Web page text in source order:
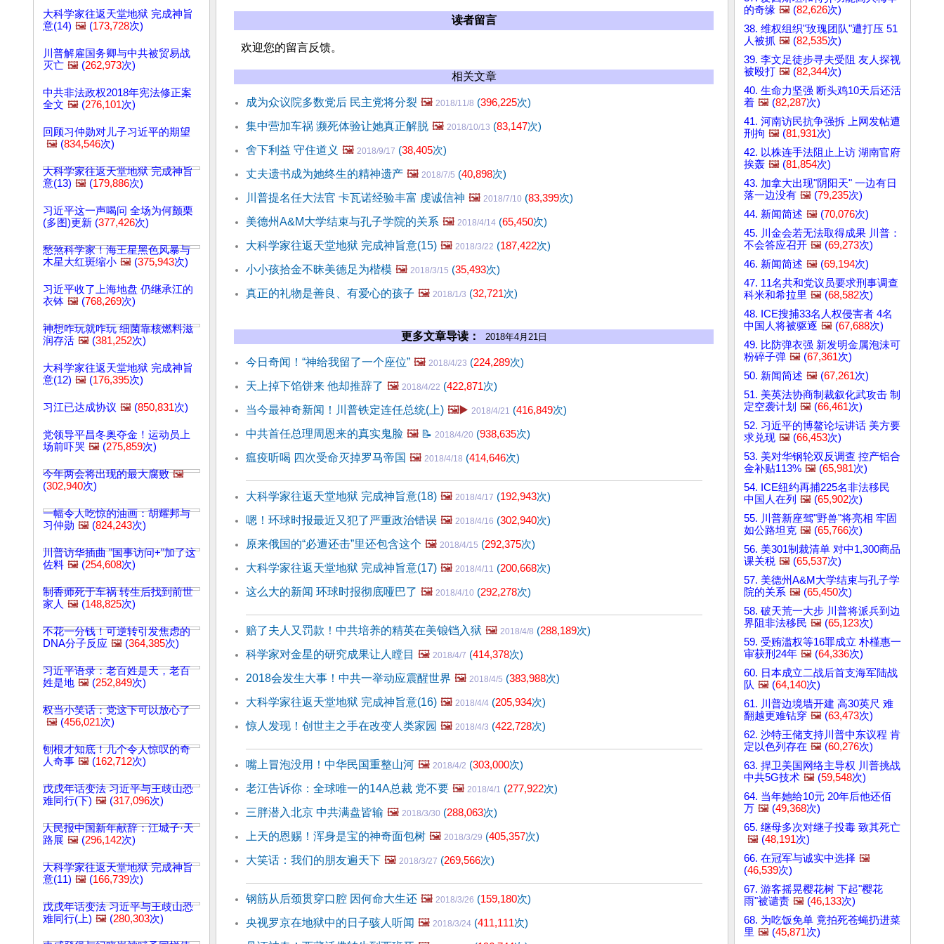
大科学家往返天堂地狱 完成神旨
意(14) 🖼️ (173,728次)
川普解雇国务卿与中共被贸易战
灭亡 🖼️ (262,973次)
中共非法政权2018年宪法修正案
全文 🖼️ (276,101次)
回顾习仲勋对儿子习近平的期望
🖼️ (834,546次)
大科学家往返天堂地狱 完成神旨
意(13) 🖼️ (179,886次)
习近平这一声喝问 全场为何颤栗
(多图)更新 (377,426次)
愁煞科学家！海王星黑色风暴与
木星大红斑缩小 🖼️ (375,943次)
习近平收了上海地盘 仍继承江的
衣钵 🖼️ (768,269次)
神想咋玩就咋玩 细菌靠核燃料滋
润存活 🖼️ (381,252次)
大科学家往返天堂地狱 完成神旨
意(12) 🖼️ (176,395次)
习江已达成协议 🖼️ (850,831次)
党领导平昌冬奥夺金！运动员上
场前吓哭 🖼️ (275,859次)
今年两会将出现的最大腐败 🖼️
(302,940次)
一幅令人吃惊的油画：胡耀邦与
习仲勋 🖼️ (824,243次)
川普访华插曲 "国事访问+"加了这
佐料 🖼️ (254,608次)
制香师死于车祸 转生后找到前世
家人 🖼️ (148,825次)
不花一分钱！可逆转引发焦虑的
DNA分子反应 🖼️ (364,385次)
习近平语录：老百姓是天，老百
姓是地 🖼️ (252,849次)
权当小笑话：党这下可以放心了
🖼️ (456,021次)
刨根才知底！几个令人惊叹的奇
人奇事 🖼️ (162,712次)
戊戌年话变法 习近平与王歧山恐
难同行(下) 🖼️ (317,096次)
人民报中国新年献辞：江城子·天
路展 🖼️ (296,142次)
大科学家往返天堂地狱 完成神旨
意(11) 🖼️ (166,739次)
戊戌年话变法 习近平与王歧山恐
难同行(上) 🖼️ (280,303次)
读者留言
欢迎您的留言反馈。
相关文章
成为众议院多数党后 民主党将分裂 🖼️ 2018/11/8 (396,225次)
集中营加车祸 濒死体验让她真正解脱 🖼️ 2018/10/13 (83,147次)
舍下利益 守住道义 🖼️ 2018/9/17 (38,405次)
丈夫遗书成为她终生的精神遗产 🖼️ 2018/7/5 (40,898次)
川普提名任大法官 卡瓦诺经验丰富 虔诚信神 🖼️ 2018/7/10 (83,399次)
美德州A&M大学结束与孔子学院的关系 🖼️ 2018/4/14 (65,450次)
大科学家往返天堂地狱 完成神旨意(15) 🖼️ 2018/3/22 (187,422次)
小小孩拾金不昧美德足为楷模 🖼️ 2018/3/15 (35,493次)
真正的礼物是善良、有爱心的孩子 🖼️ 2018/1/3 (32,721次)
更多文章导读： 2018年4月21日
今日奇闻！“神给我留了一个座位” 🖼️ 2018/4/23 (224,289次)
天上掉下馅饼来 他却推辞了 🖼️ 2018/4/22 (422,871次)
当今最神奇新闻！川普铁定连任总统(上) 🖼️▶️ 2018/4/21 (416,849次)
中共首任总理周恩来的真实鬼脸 🖼️ 📝 2018/4/20 (938,635次)
瘟疫听喝 四次受命灭掉罗马帝国 🖼️ 2018/4/18 (414,646次)
大科学家往返天堂地狱 完成神旨意(18) 🖼️ 2018/4/17 (192,943次)
嗯！环球时报最近又犯了严重政治错误 🖼️ 2018/4/16 (302,940次)
原来俄国的“必遭还击”里还包含这个 🖼️ 2018/4/15 (292,375次)
大科学家往返天堂地狱 完成神旨意(17) 🖼️ 2018/4/11 (200,668次)
这么大的新闻 环球时报彻底哑巴了 🖼️ 2018/4/10 (292,278次)
赔了夫人又罚款！中共培养的精英在美锒铛入狱 🖼️ 2018/4/8 (288,189次)
科学家对金星的研究成果让人瞠目 🖼️ 2018/4/7 (414,378次)
2018会发生大事！中共一举动应震醒世界 🖼️ 2018/4/5 (383,988次)
大科学家往返天堂地狱 完成神旨意(16) 🖼️ 2018/4/4 (205,934次)
惊人发现！创世主之手在改变人类家园 🖼️ 2018/4/3 (422,728次)
嘴上冒泡没用！中华民国重整山河 🖼️ 2018/4/2 (303,000次)
老江告诉你：全球唯一的14A总裁 党不要 🖼️ 2018/4/1 (277,922次)
三胖潜入北京 中共满盘皆输 🖼️ 2018/3/30 (288,063次)
上天的恩赐！浑身是宝的神奇面包树 🖼️ 2018/3/29 (405,357次)
大笑话：我们的朋友遍天下 🖼️ 2018/3/27 (269,566次)
钢筋从后颈贯穿口腔 因何命大生还 🖼️ 2018/3/26 (159,180次)
央视罗京在地狱中的日子骇人听闻 🖼️ 2018/3/24 (411,111次)
的奇缘 🖼️ (82,626次)
38. 维权组织"玫瑰团队"遭打压 51
人被抓 🖼️ (82,535次)
39. 李文足徒步寻夫受阻 友人探视
被殴打 🖼️ (82,344次)
40. 生命力坚强 断头鸡10天后还活
着 🖼️ (82,287次)
41. 河南访民抗争强拆 上网发帖遭
刑拘 🖼️ (81,931次)
42. 以株连手法阻止上访 湖南官府
挨轰 🖼️ (81,854次)
43. 加拿大出现"阴阳天" 一边有日
落一边没有 🖼️ (79,235次)
44. 新闻简述 🖼️ (70,076次)
45. 川金会若无法取得成果 川普：
不会答应召开 🖼️ (69,273次)
46. 新闻简述 🖼️ (69,194次)
47. 11名共和党议员要求刑事调查
科米和希拉里 🖼️ (68,582次)
48. ICE搜捕33名人权侵害者 4名
中国人将被驱逐 🖼️ (67,688次)
49. 比防弹衣强 新发明金属泡沬可
粉碎子弹 🖼️ (67,361次)
50. 新闻简述 🖼️ (67,261次)
51. 美英法协商制裁叙化武攻击 制
定空袭计划 🖼️ (66,461次)
52. 习近平的博鳌论坛讲话 美方要
求兑现 🖼️ (66,453次)
53. 美对华钢轮双反调查 控产铝合
金补贴113% 🖼️ (65,981次)
54. ICE纽约再捕225名非法移民
中国人在列 🖼️ (65,902次)
55. 川普新座驾"野兽"将亮相 牢固
如公路坦克 🖼️ (65,766次)
56. 美301制裁清单 对中1,300商品
课关税 🖼️ (65,537次)
57. 美德州A&M大学结束与孔子学
院的关系 🖼️ (65,450次)
58. 破天荒一大步 川普将派兵到边
界阻非法移民 🖼️ (65,123次)
59. 受贿滥权等16罪成立 朴槿惠一
审获刑24年 🖼️ (64,336次)
60. 日本成立二战后首支海军陆战
队 🖼️ (64,140次)
61. 川普边境墙开建 高30英尺 难
翻越更难钻穿 🖼️ (63,473次)
62. 沙特王储支持川普中东议程 肯
定以色列存在 🖼️ (60,276次)
63. 捍卫美国网络主导权 川普挑战
中共5G技术 🖼️ (59,548次)
64. 当年她给10元 20年后他还佰
万 🖼️ (49,368次)
65. 继母多次对继子投毒 致其死亡
🖼️ (48,191次)
66. 在冠军与诚实中选择 🖼️
(46,539次)
67. 游客摇晃樱花树 下起"樱花
雨"被谴责 🖼️ (46,133次)
68. 为吃饭免单 竟拍死苍蝇扔进菜
里 🖼️ (45,871次)